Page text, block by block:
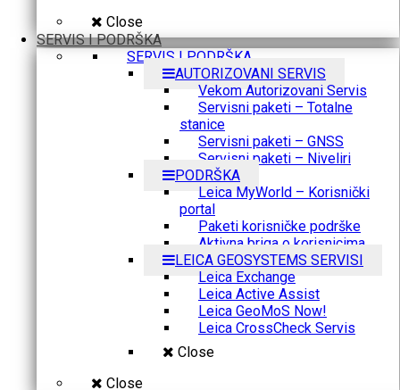
Close
SERVIS I PODRŠKA
SERVIS I PODRŠKA
AUTORIZOVANI SERVIS
Vekom Autorizovani Servis
Servisni paketi – Totalne
stanice
Servisni paketi – GNSS
Servisni paketi – Niveliri
PODRŠKA
Leica MyWorld – Korisnički
portal
Paketi korisničke podrške
Aktivna briga o korisnicima
LEICA GEOSYSTEMS SERVISI
Leica Exchange
Leica Active Assist
Leica GeoMoS Now!
Leica CrossCheck Servis
Close
Close